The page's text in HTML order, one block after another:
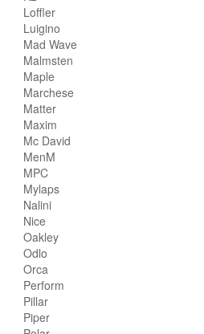
Loffler
Luigino
Mad Wave
Malmsten
Maple
Marchese
Matter
Maxim
Mc David
MenM
MPC
Mylaps
Nalini
Nice
Oakley
Odlo
Orca
Perform
Pillar
Piper